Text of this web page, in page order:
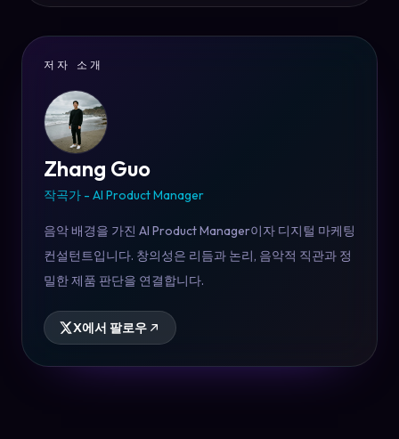
저자 소개
Zhang Guo
작곡가 - AI Product Manager
음악 배경을 가진 AI Product Manager이자 디지털 마케팅
컨설턴트입니다. 창의성은 리듬과 논리, 음악적 직관과 정
밀한 제품 판단을 연결합니다.
X에서 팔로우